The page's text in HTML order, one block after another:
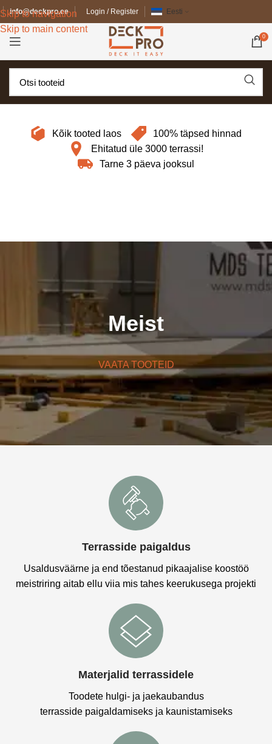
Skip to navigation
Skip to main content
info@deckpro.ee Login / Register Eesti
0
Kõik tooted laos
100% täpsed hinnad
Ehitatud üle 3000 terrassi!
Tarne 3 päeva jooksul
Meist
VAATA TOOTEID
Terrasside paigaldus
Usaldusväärne ja end tõestanud pikaajalise koostöö
meistriring aitab ellu viia mis tahes keerukusega projekti
Materjalid terrassidele
Toodete hulgi- ja jaekaubandus
terrasside paigaldamiseks ja kaunistamiseks